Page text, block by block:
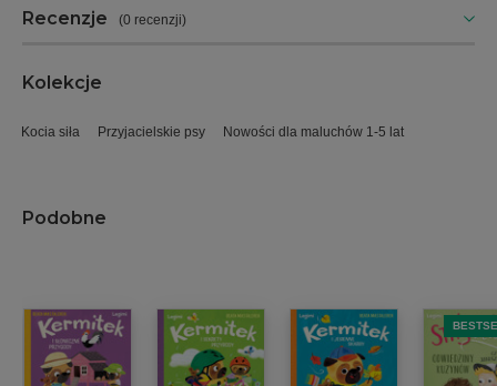
Recenzje (0 recenzji)
Kolekcje
Kocia siła Przyjacielskie psy Nowości dla maluchów 1-5 lat
Podobne